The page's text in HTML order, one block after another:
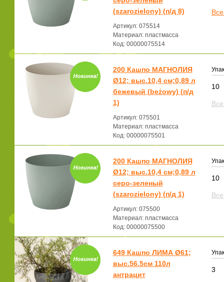
(szarozielony) (п/д 8)
Артикул: 075514
Материал: пластмасса
Код: 00000075514
200 Кашпо МАГНОЛИЯ
Ø12; выс.10,4 см;0,89 л
бежевый (beżowy) (п/д
1)
Артикул: 075501
Материал: пластмасса
Код: 00000075501
10
200 Кашпо МАГНОЛИЯ
Ø12; выс.10,4 см;0,89 л
серо-зеленый
(szarozielony) (п/д 1)
Артикул: 075500
Материал: пластмасса
Код: 00000075500
10
649 Кашпо ЛИМА Ø61;
выс.56.5см 110л
антрацит
3